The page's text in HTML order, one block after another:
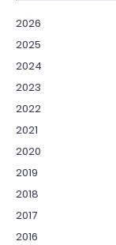
2026
2025
2024
2023
2022
2021
2020
2019
2018
2017
2016